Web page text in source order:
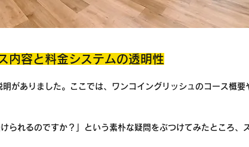
内容と料金システムの透明性
がありました。ここでは、ワンコイングリッシュのコース概
られるのですか？」という素朴な疑問をぶつけてみたところ、